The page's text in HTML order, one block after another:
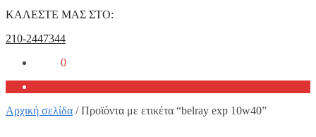
ΚΑΛΕΣΤΕ ΜΑΣ ΣΤΟ:
210-2447344
0
Αρχική σελίδα /Προϊόντα με ετικέτα “belray exp 10w40”